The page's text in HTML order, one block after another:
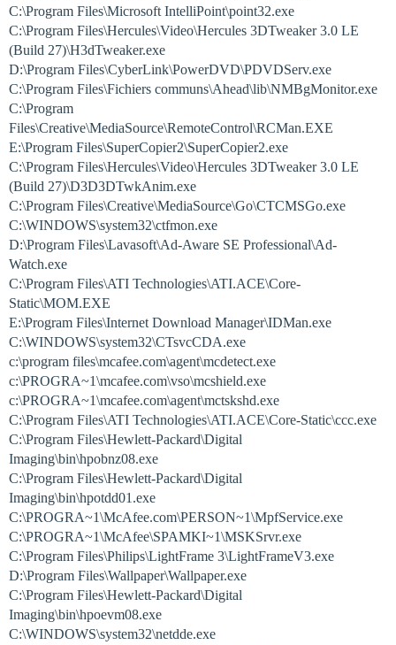
C:\Program Files\Microsoft IntelliPoint\point32.exe
C:\Program Files\Hercules\Video\Hercules 3DTweaker 3.0 LE
(Build 27)\H3dTweaker.exe
D:\Program Files\CyberLink\PowerDVD\PDVDServ.exe
C:\Program Files\Fichiers communs\Ahead\lib\NMBgMonitor.exe
C:\Program
Files\Creative\MediaSource\RemoteControl\RCMan.EXE
E:\Program Files\SuperCopier2\SuperCopier2.exe
C:\Program Files\Hercules\Video\Hercules 3DTweaker 3.0 LE
(Build 27)\D3D3DTwkAnim.exe
C:\Program Files\Creative\MediaSource\Go\CTCMSGo.exe
C:\WINDOWS\system32\ctfmon.exe
D:\Program Files\Lavasoft\Ad-Aware SE Professional\Ad-
Watch.exe
C:\Program Files\ATI Technologies\ATI.ACE\Core-
Static\MOM.EXE
E:\Program Files\Internet Download Manager\IDMan.exe
C:\WINDOWS\system32\CTsvcCDA.exe
c:\program files\mcafee.com\agent\mcdetect.exe
c:\PROGRA~1\mcafee.com\vso\mcshield.exe
c:\PROGRA~1\mcafee.com\agent\mctskshd.exe
C:\Program Files\ATI Technologies\ATI.ACE\Core-Static\ccc.exe
C:\Program Files\Hewlett-Packard\Digital
Imaging\bin\hpobnz08.exe
C:\Program Files\Hewlett-Packard\Digital
Imaging\bin\hpotdd01.exe
C:\PROGRA~1\McAfee.com\PERSON~1\MpfService.exe
C:\PROGRA~1\McAfee\SPAMKI~1\MSKSrvr.exe
C:\Program Files\Philips\LightFrame 3\LightFrameV3.exe
D:\Program Files\Wallpaper\Wallpaper.exe
C:\Program Files\Hewlett-Packard\Digital
Imaging\bin\hpoevm08.exe
C:\WINDOWS\system32\netdde.exe